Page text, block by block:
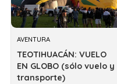
AVENTURA
TEOTIHUACÁN: VUELO
EN GLOBO (sólo vuelo y
transporte)